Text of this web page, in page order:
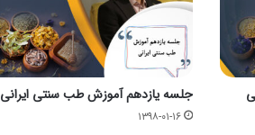
جلسه یازدهم آموزش طب سنتی ایرانی
۱۳۹۸-۰۱-۱۶